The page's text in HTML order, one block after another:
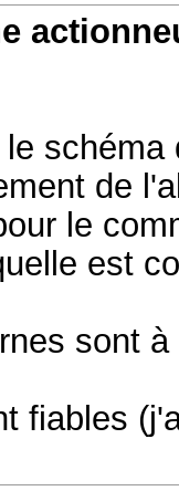
de
le
est
sont
fiables